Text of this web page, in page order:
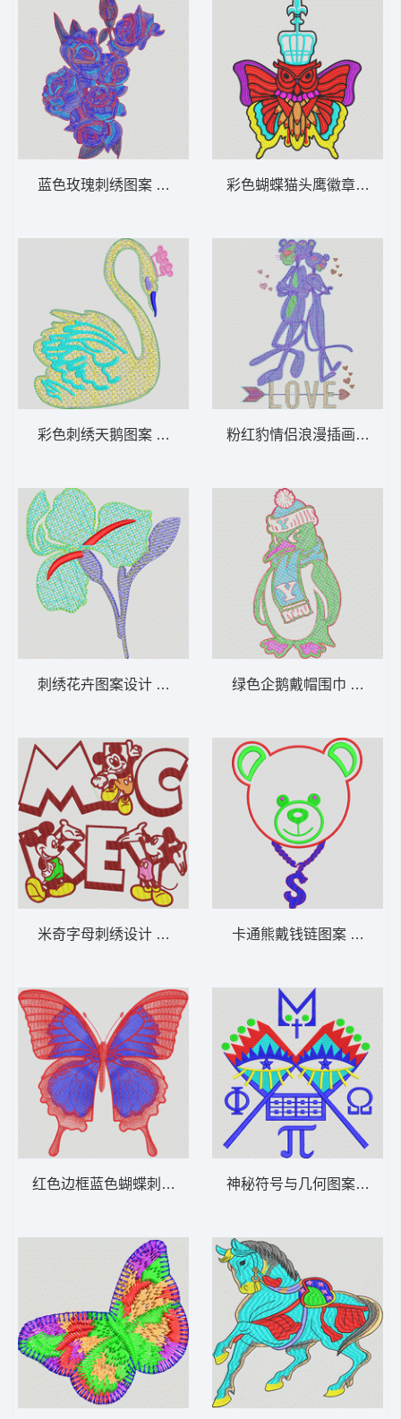
蓝色玫瑰刺绣图案 靓玫瑰花
彩色刺绣天鹅图案 毛巾绣天鹅
刺绣花卉图案设计 花朵毛巾绣
米奇字母刺绣设计 卡通米老鼠
红色边框蓝色蝴蝶刺绣 蝴蝶
彩色蝴蝶猫头鹰徽章 猫头鹰
粉红豹情侣浪漫插画 毛巾
绿色企鹅戴帽围巾 麻将绣
卡通熊戴钱链图案 小熊
神秘符号与几何图案组合